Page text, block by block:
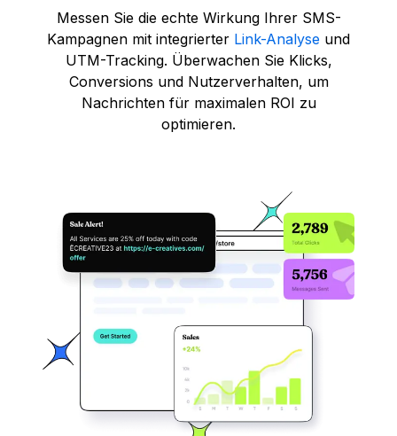
Messen Sie die echte Wirkung Ihrer SMS-
Kampagnen mit integrierter Link-Analyse und
UTM-Tracking. Überwachen Sie Klicks,
Conversions und Nutzerverhalten, um
Nachrichten für maximalen ROI zu
optimieren.